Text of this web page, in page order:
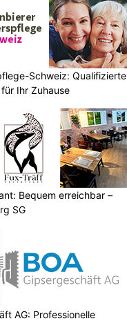
Schweiz: Qualifizierte
Ihr Zuhause
Bequem erreichbar –
SG
AG: Professionelle